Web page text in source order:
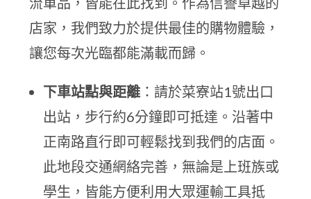
店家，我們致力於提供最佳的購物體驗，
讓您每次光臨都能滿載而歸。
下車站點與距離 ：請於菜寮站1號出口
出站，步行約6分鐘即可抵達。沿著中
正南路直行即可輕鬆找到我們的店面。
此地段交通網絡完善，無論是上班族或
學生，皆能方便利用大眾運輸工具抵